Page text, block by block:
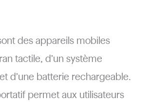
des appareils mobiles
tactile, d’un système
d’une batterie rechargeable.
permet aux utilisateurs